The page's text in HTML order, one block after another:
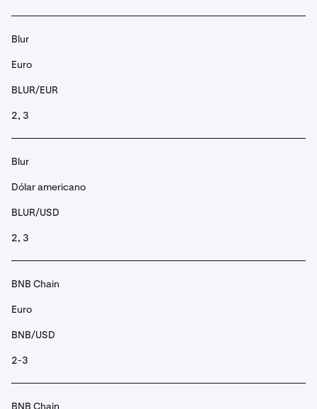
Blur
Euro
BLUR/EUR
2, 3
Blur
Dólar americano
BLUR/USD
2, 3
BNB Chain
Euro
BNB/USD
2-3
BNB Chain